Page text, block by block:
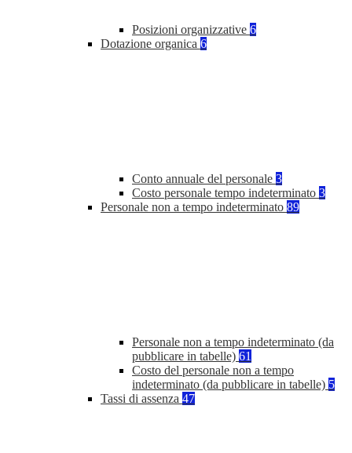
Posizioni organizzative 6
Dotazione organica 6
Conto annuale del personale 3
Costo personale tempo indeterminato 3
Personale non a tempo indeterminato 89
Personale non a tempo indeterminato (da
pubblicare in tabelle) 61
Costo del personale non a tempo
indeterminato (da pubblicare in tabelle) 5
Tassi di assenza 47